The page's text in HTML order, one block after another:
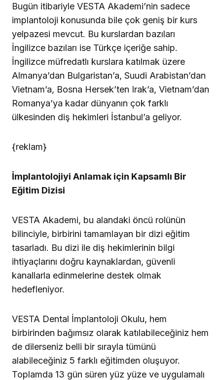
Bugün itibariyle VESTA Akademi’nin sadece
implantoloji konusunda bile çok geniş bir kurs
yelpazesi mevcut. Bu kurslardan bazıları
İngilizce bazıları ise Türkçe içeriğe sahip.
İngilizce müfredatlı kurslara katılmak üzere
Almanya’dan Bulgaristan’a, Suudi Arabistan’dan
Vietnam’a, Bosna Hersek’ten Irak’a, Vietnam’dan
Romanya’ya kadar dünyanın çok farklı
ülkesinden diş hekimleri İstanbul’a geliyor.
{reklam}
İmplantolojiyi Anlamak için Kapsamlı Bir
Eğitim Dizisi
VESTA Akademi, bu alandaki öncü rolünün
bilinciyle, birbirini tamamlayan bir dizi eğitim
tasarladı. Bu dizi ile diş hekimlerinin bilgi
ihtiyaçlarını doğru kaynaklardan, güvenli
kanallarla edinmelerine destek olmak
hedefleniyor.
VESTA Dental İmplantoloji Okulu, hem
birbirinden bağımsız olarak katılabileceğiniz hem
de dilerseniz belli bir sırayla tümünü
alabileceğiniz 5 farklı eğitimden oluşuyor.
Toplamda 13 gün süren yüz yüze ve uygulamalı